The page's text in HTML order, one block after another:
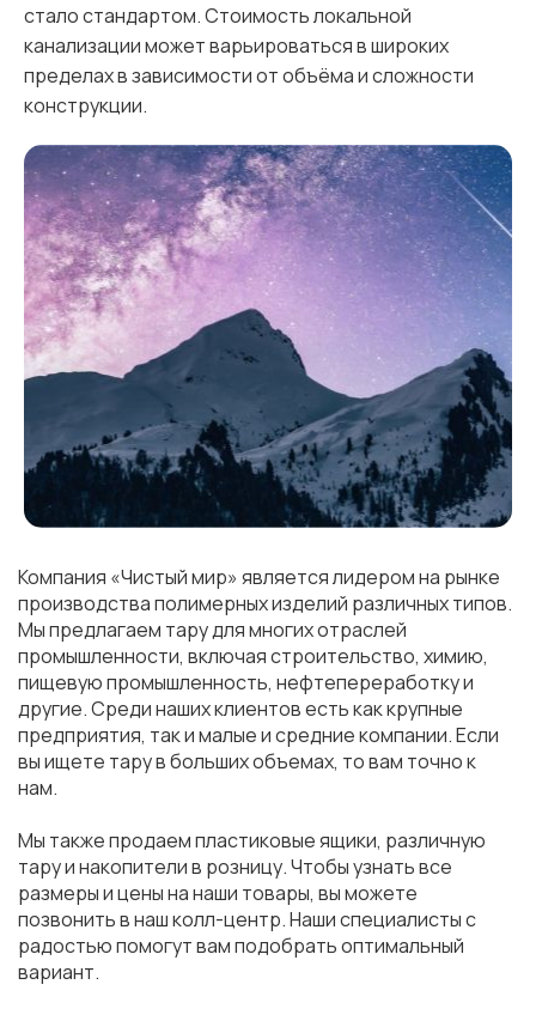
стало стандартом. Стоимость локальной
канализации может варьироваться в широких
пределах в зависимости от объёма и сложности
конструкции.
Компания «Чистый мир» является лидером на рынке
производства полимерных изделий различных типов.
Мы предлагаем тару для многих отраслей
промышленности, включая строительство, химию,
пищевую промышленность, нефтепереработку и
другие. Среди наших клиентов есть как крупные
предприятия, так и малые и средние компании. Если
вы ищете тару в больших объемах, то вам точно к
нам.
Мы также продаем пластиковые ящики, различную
тару и накопители в розницу. Чтобы узнать все
размеры и цены на наши товары, вы можете
позвонить в наш колл-центр. Наши специалисты с
радостью помогут вам подобрать оптимальный
вариант.